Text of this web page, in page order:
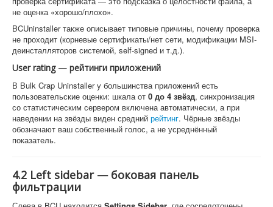
не оценка «хорошо/плохо».
BCUninstaller также описывает типовые причины, почему проверка
не проходит (корневые сертификаты/нет сети, модификации MSI-
деинсталляторов системой, self-signed и т.д.).
User rating — рейтинги приложений
В Bulk Crap Uninstaller у большинства приложений есть
пользовательские оценки: шкала от 0 до 4 звёзд, синхронизация
со статистическим сервером включена автоматически, а при
наведении на звёзды виден средний рейтинг. Чёрные звёзды
обозначают ваш собственный голос, а не усреднённый
показатель.
4.2 Left sidebar — боковая панель
фильтрации